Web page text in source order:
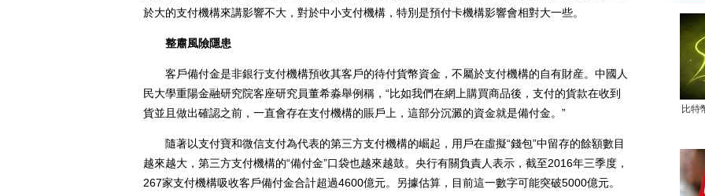
於大的支付機構來講影響不大，對於中小支付機構，特別是預付卡機構影響會相對大一些。
整肅風險隱患
客戶備付金是非銀行支付機構預收其客戶的待付貨幣資金，不屬於支付機構的自有財産。中國人
民大學重陽金融研究院客座研究員董希淼舉例稱，“比如我們在網上購買商品後，支付的貨款在收到
貨並且做出確認之前，一直會存在支付機構的賬戶上，這部分沉澱的資金就是備付金。”
隨著以支付寶和微信支付為代表的第三方支付機構的崛起，用戶在虛擬“錢包”中留存的餘額數目
越來越大，第三方支付機構的“備付金”口袋也越來越鼓。央行有關負責人表示，截至2016年三季度，
267家支付機構吸收客戶備付金合計超過4600億元。另據估算，目前這一數字可能突破5000億元。
比特